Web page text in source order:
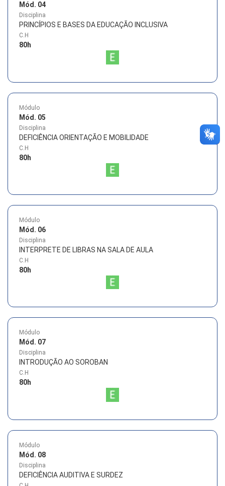
Mód. 04
Disciplina
PRINCÍPIOS E BASES DA EDUCAÇÃO INCLUSIVA
C.H
80h
Módulo
Mód. 05
Disciplina
DEFICIÊNCIA ORIENTAÇÃO E MOBILIDADE
C.H
80h
Módulo
Mód. 06
Disciplina
INTERPRETE DE LIBRAS NA SALA DE AULA
C.H
80h
Módulo
Mód. 07
Disciplina
INTRODUÇÃO AO SOROBAN
C.H
80h
Módulo
Mód. 08
Disciplina
DEFICIÊNCIA AUDITIVA E SURDEZ